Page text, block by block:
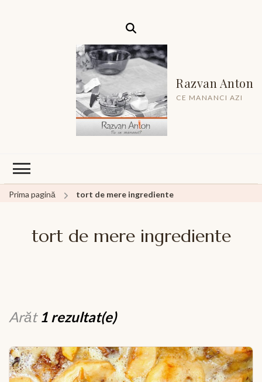
Razvan Anton
CE MANANCI AZI
Prima pagină tort de mere ingrediente
tort de mere ingrediente
Arăt 1 rezultat(e)